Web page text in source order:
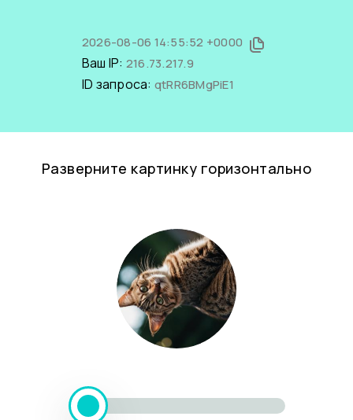
2026-08-06 14:55:52 +0000
Ваш IP: 216.73.217.9
ID запроса: qtRR6BMgPiE1
Разверните картинку горизонтально